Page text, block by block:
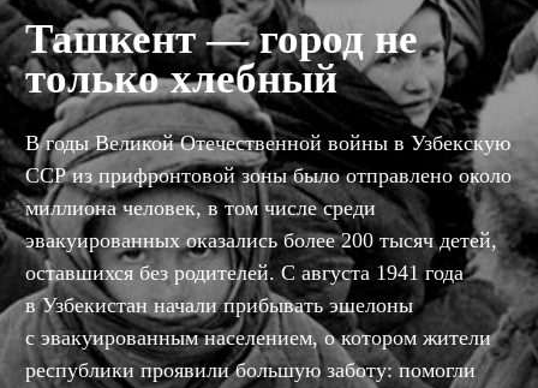
Ташкент — город не
только хлебный
В годы Великой Отечественной войны в Узбекскую
ССР из прифронтовой зоны было отправлено около
миллиона человек, в том числе среди
эвакуированных оказались более 200 тысяч детей,
оставшихся без родителей. С августа 1941 года
в Узбекистан начали прибывать эшелоны
с эвакуированным населением, о котором жители
республики проявили большую заботу: помогли